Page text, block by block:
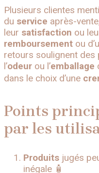
Plusieurs clientes
du service après-
leur satisfaction ou
remboursement ou
retours soulignent des
l’odeur ou l’emballage
dans le choix d’une
Points
par les
Produits jugés
inégale 🧴